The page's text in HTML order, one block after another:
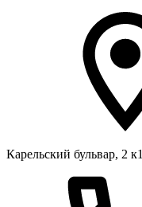
Карельский бульвар, 2 к1